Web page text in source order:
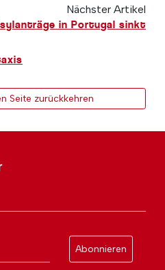
Nächster Artikel
in Portugal sinkt
Seite zurückkehren
Abonnieren